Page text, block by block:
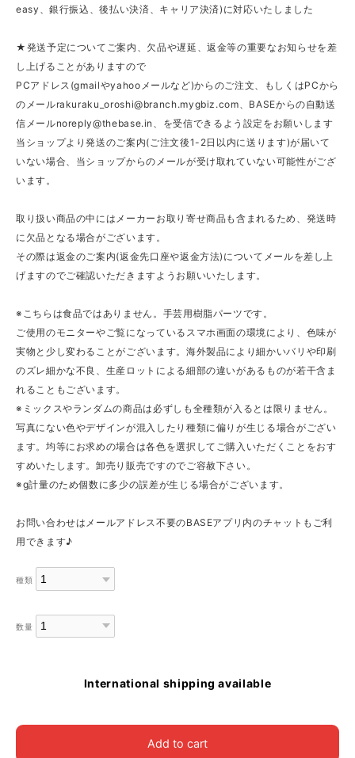
easy、銀行振込、後払い決済、キャリア決済)に対応いたしました
★発送予定についてご案内、欠品や遅延、返金等の重要なお知らせを差
し上げることがありますので
PCアドレス(gmailやyahooメールなど)からのご注文、もしくはPCから
のメールrakuraku_oroshi@branch.mygbiz.com、BASEからの自動送
信メールnoreply@thebase.in 、を受信できるよう設定をお願いします
当ショップより発送のご案内(ご注文後1-2日以内に送ります)が届いて
いない場合、当ショップからのメールが受け取れていない可能性がござ
います。
取り扱い商品の中にはメーカーお取り寄せ商品も含まれるため、発送時
に欠品となる場合がございます。
その際は返金のご案内(返金先口座や返金方法)についてメールを差し上
げますのでご確認いただきますようお願いいたします。
※こちらは食品ではありません。手芸用樹脂パーツです。
ご使用のモニターやご覧になっているスマホ画面の環境により、色味が
実物と少し変わることがございます。海外製品により細かいバリや印刷
のズレ細かな不良、生産ロットによる細部の違いがあるものが若干含ま
れることもございます。
※ミックスやランダムの商品は必ずしも全種類が入るとは限りません。
写真にない色やデザインが混入したり種類に偏りが生じる場合がござい
ます。均等にお求めの場合は各色を選択してご購入いただくことをおす
すめいたします。卸売り販売ですのでご容赦下さい。
※g計量のため個数に多少の誤差が生じる場合がございます。
お問い合わせはメールアドレス不要のBASEアプリ内のチャットもご利
用できます♪
種類
数量
International shipping available
Add to cart